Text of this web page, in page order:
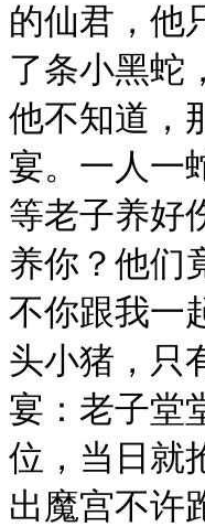
的仙君，他
了条小黑蛇
他不知道，
宴。一人一
等老子养好
养你？他们
不你跟我一
头小猪，只
宴：老子堂
位，当日就
出魔宫不许